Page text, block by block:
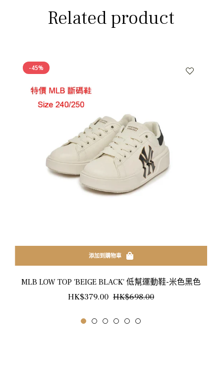
Related product
添加到購物車
-45%
MLB LOW TOP 'BEIGE BLACK' 低幫運動鞋-米色黑色
正
HK$379.00 HK$698.00銷